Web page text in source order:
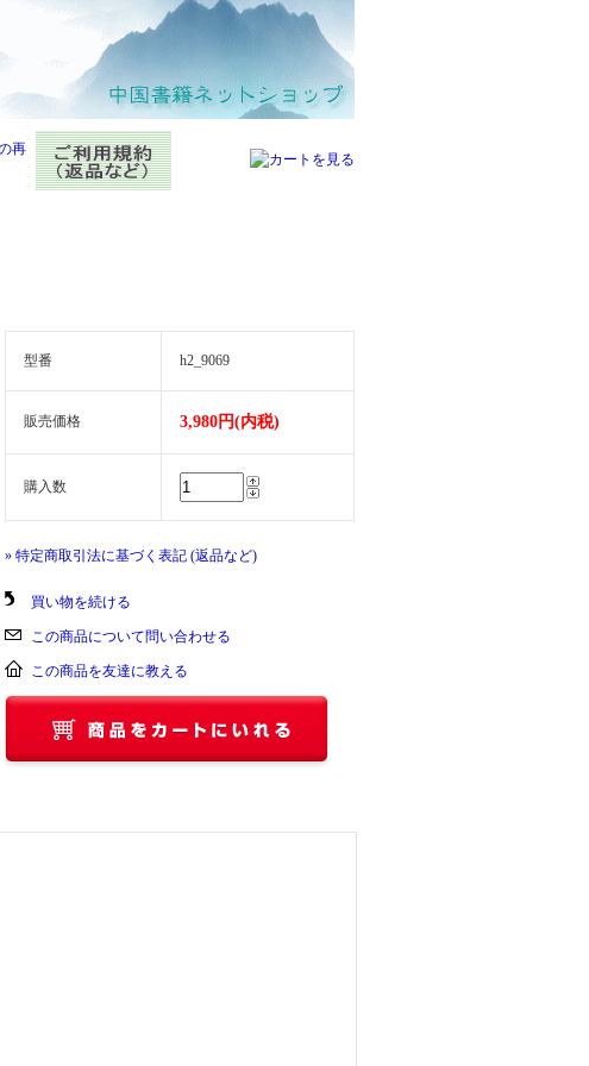
型番 h2_9069
販売価格 3,980円(内税)
購入数
» 特定商取引法に基づく表記 (返品など)
買い物を続ける
この商品について問い合わせる
この商品を友達に教える